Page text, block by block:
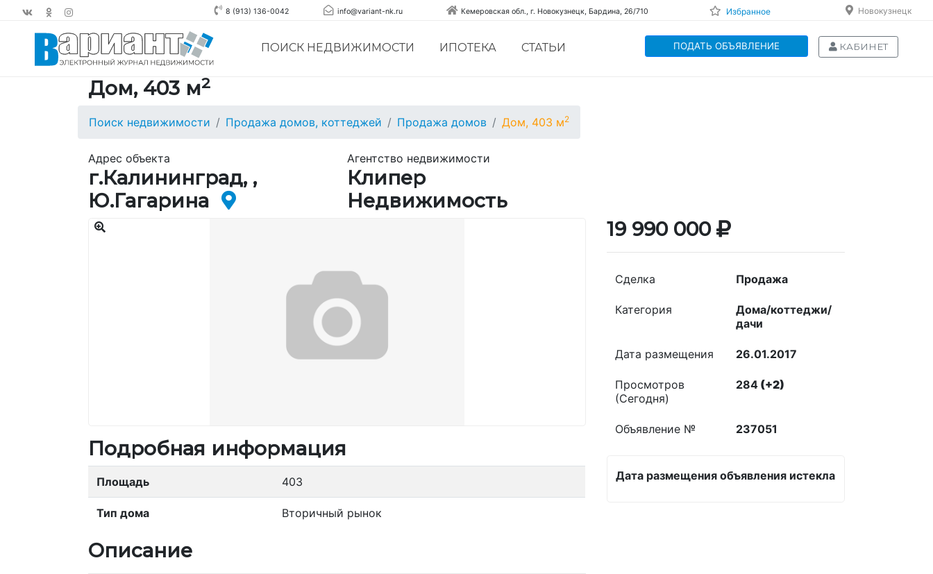
8 (913) 136-0042 info@variant-nk.ru Кемеровская обл., г. Новокузнецк, Бардина, 26/710 Избранное Новокузнецк
ПОИСК НЕДВИЖИМОСТИ ИПОТЕКА СТАТЬИ ПОДАТЬ ОБЪЯВЛЕНИЕ КАБИНЕТ
Дом, 403 м2
Поиск недвижимости Продажа домов, коттеджей Продажа домов Дом, 403 м2
Адрес объекта
г.Калининград, ,
Ю.Гагарина
Агентство недвижимости
Клипер
Недвижимость
Подробная информация
Площадь 403
Тип дома Вторичный рынок
Описание
19 990 000
Сделка Продажа
Категория
Дома/коттеджи/
дачи
Дата размещения 26.01.2017
Просмотров
(Сегодня)
284(+2)
Объявление № 237051
Дата размещения объявления истекла